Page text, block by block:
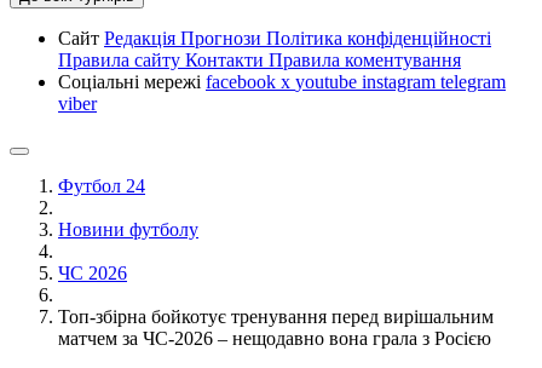
Сайт Редакція Прогнози Політика конфіденційності
Правила сайту Контакти Правила коментування
Соціальні мережі facebook x youtube instagram telegram
viber
Футбол 24
Новини футболу
ЧС 2026
Топ-збірна бойкотує тренування перед вирішальним
матчем за ЧС-2026 – нещодавно вона грала з Росією